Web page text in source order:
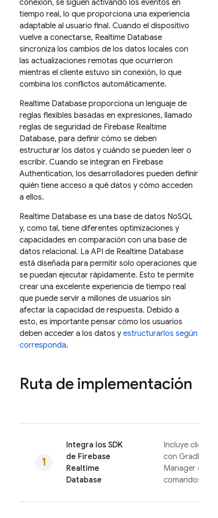
conexión, se siguen activando los eventos en
tiempo real, lo que proporciona una experiencia
adaptable al usuario final. Cuando el dispositivo
vuelve a conectarse, Realtime Database
sincroniza los cambios de los datos locales con
las actualizaciones remotas que ocurrieron
mientras el cliente estuvo sin conexión, lo que
combina los conflictos automáticamente.
Realtime Database proporciona un lenguaje de
reglas flexibles basadas en expresiones, llamado
reglas de seguridad de Firebase Realtime
Database, para definir cómo se deben
estructurar los datos y cuándo se pueden leer o
escribir. Cuando se integran en Firebase
Authentication, los desarrolladores pueden definir
quién tiene acceso a qué datos y cómo acceden
a ellos.
Realtime Database es una base de datos NoSQL
y, como tal, tiene diferentes optimizaciones y
capacidades en comparación con una base de
datos relacional. La API de Realtime Database
está diseñada para permitir solo operaciones que
se puedan ejecutar rápidamente. Esto te permite
crear una excelente experiencia de tiempo real
que puede servir a millones de usuarios sin
afectar la capacidad de respuesta. Debido a
esto, es importante pensar cómo los usuarios
deben acceder a los datos y estructurarlos según
corresponda.
Ruta de implementación
Integra los SDK
de Firebase
Realtime
Database
Incluye
con Gradle,
Manager o
comandos.